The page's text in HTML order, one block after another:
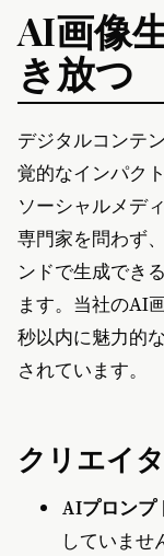
AI画像
き放つ
デジタルコンテ
覚的なインパク
ソーシャルメデ
専門家を問わず
ンドで生成でき
ます。当社のAI
秒以内に魅力的
されています。
クリエイ
AIプロンプ
していませ